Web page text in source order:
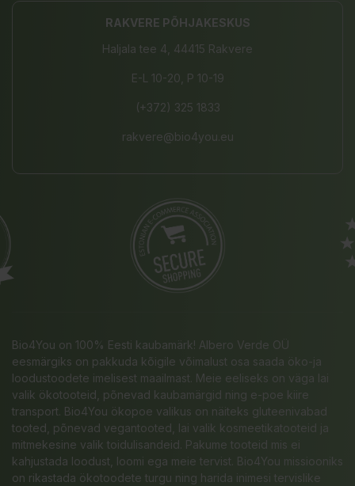
RAKVERE PÕHJAKESKUS
Haljala tee 4, 44415 Rakvere
E-L 10-20, P 10-19
(+372) 325 1833
rakvere@bio4you.eu
Bio4You on 100% Eesti kaubamärk! Albero Verde OÜ
eesmärgiks on pakkuda kõigile võimalust osa saada öko-ja
loodustoodete imelisest maailmast. Meie eeliseks on väga lai
valik ökotooteid, põnevad kaubamärgid ning e-poe kiire
transport. Bio4You ökopoe valikus on näiteks gluteenivabad
tooted, põnevad vegantooted, lai valik kosmeetikatooteid ja
mitmekesine valik toidulisandeid. Pakume tooteid mis ei
kahjustada loodust, loomi ega meie tervist. Bio4You missiooniks
on rikastada ökotoodete turgu ning harida inimesi tervislike